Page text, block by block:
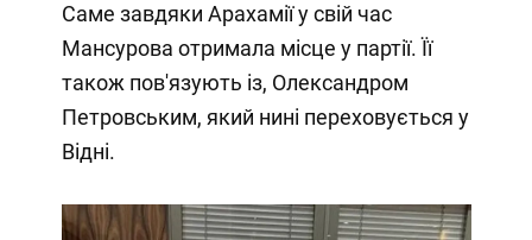
Саме завдяки Арахамії у свій час
Мансурова отримала місце у партії. Її
також пов'язують із, Олександром
Петровським, який нині переховується у
Відні.